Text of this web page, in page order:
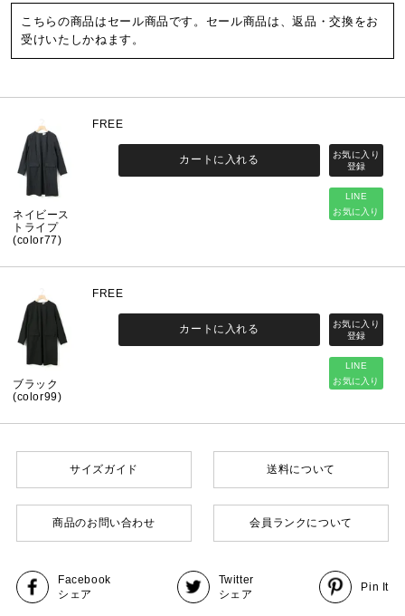
こちらの商品はセール商品です。セール商品は、返品・交換をお
受けいたしかねます。
ネイビース
トライプ
(color77)
FREE
LINE
お気に入り
カートに入れる
ブラック
(color99)
FREE
LINE
お気に入り
カートに入れる
サイズガイド 送料について
商品のお問い合わせ 会員ランクについて
Facebook
シェア
Twitter
シェア
Pin It